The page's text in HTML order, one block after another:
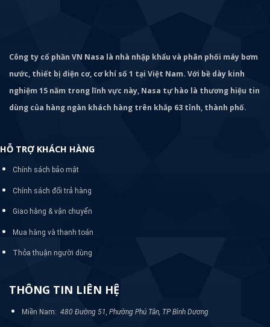
Công ty cổ phần VN Nasa là nhà nhập khẩu và phân phối máy bơm
nước, thiết bị điện cơ, cơ khí số 1 tại Việt Nam. Với bề dày kinh
nghiệm 15 năm trong lĩnh vực này, Nasa tự hào là thương hiệu tin
dùng của hàng ngàn khách hàng trên khắp 63 tỉnh, thành phố.
HỖ TRỢ KHÁCH HÀNG
Chính sách bảo mật
Chính sách đổi trả hàng
Giao hàng & vận chuyển
Mua hàng và thanh toán
Thỏa thuận người dùng
THÔNG TIN LIÊN HỆ
Miền Nam: 480 Đường 51, Phường Phú Tân, TP Bình Dương